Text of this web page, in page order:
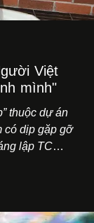
Việt
mình"
thuộc dự án
có dịp gặp gỡ
lập TC